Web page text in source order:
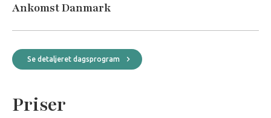
Ankomst Danmark
Se detaljeret dagsprogram
Priser